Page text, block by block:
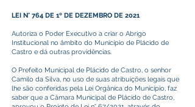
LEI N° 764 DE 1º DE DEZEMBRO DE 2021
Autoriza o Poder Executivo a criar o Abrigo
Institucional no âmbito do Município de Plácido de
Castro e dá outras providências.
O Prefeito Municipal de Plácido de Castro, o senhor
Camilo da Silva, no uso de suas atribuições legais que
lhe são conferidas pela Lei Orgânica do Município, faz
saber que a Câmara Municipal de Plácido de Castro,